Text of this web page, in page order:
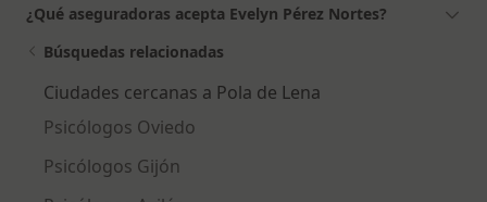
¿Qué aseguradoras acepta Evelyn Pérez Nortes?
Búsquedas relacionadas
Ciudades cercanas a Pola de Lena
Psicólogos Oviedo
Psicólogos Gijón